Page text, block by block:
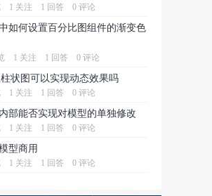
1 关注 1 回答 0 评论
如何设置百分比图组件的渐变色
1 关注 1 回答 0 评论
状图可以实现动态效果吗
1 关注 1 回答 0 评论
部能否实现对模型的单独修改
1 关注 1 回答 0 评论
型商用
1 关注 1 回答 0 评论